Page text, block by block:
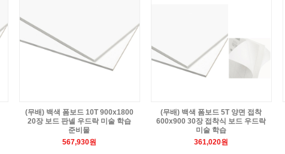
(무배) 백색 폼보드 10T 900x1800
20장 보드 판넬 우드락 미술 학습
준비물
567,930원
(무배) 백색 폼보드 5T 양면 접착
600x900 30장 접착식 보드 우드락
미술 학습
361,020원